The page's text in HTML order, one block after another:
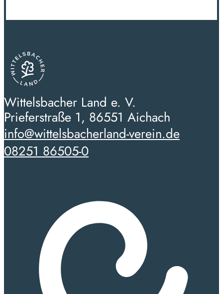
Wittelsbacher Land e. V.
Prieferstraße 1, 86551 Aichach
info@wittelsbacherland-verein.de
08251 86505-0